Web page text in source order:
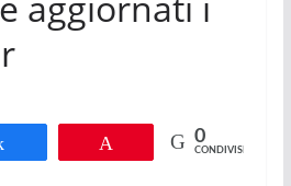
0
CONDIVISIONI